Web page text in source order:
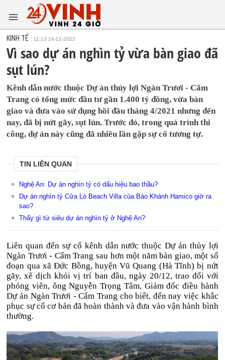
KINH TẾ 11:13 24-12-2022
Vì sao dự án nghìn tỷ vừa bàn giao đã
sụt lún?
Kênh dẫn nước thuộc Dự án thủy lợi Ngàn Trươi - Cẩm
Trang có tổng mức đầu tư gần 1.400 tỷ đồng, vừa bàn
giao và đưa vào sử dụng hồi đầu tháng 4/2021 nhưng đến
nay, đã bị nứt gãy, sụt lún. Trước đó, trong quá trình thi
công, dự án này cũng đã nhiều lần gặp sự cố tương tự.
TIN LIÊN QUAN
Nghệ An: Dự án nghìn tỷ có dấu hiệu bao thầu?
Dự án nghìn tỷ Cửa Lò Beach Villa của Bảo Khánh Hamico giờ ra
sao?
Thấy gì từ siêu dự án nghìn tỷ ở Nghệ An?
Liên quan đến sự cố kênh dẫn nước thuộc Dự án thủy lợi
Ngàn Trươi - Cẩm Trang sau hơn một năm bàn giao, một số
đoạn qua xã Đức Bồng, huyện Vũ Quang (Hà Tĩnh) bị nứt
gãy, xê dịch khỏi vị trí ban đầu, ngày 20/12, trao đổi với
phóng viên, ông Nguyễn Trọng Tâm, Giám đốc điều hành
Dự án Ngàn Trươi - Cẩm Trang cho biết, đến nay việc khắc
phục sự cố cơ bản đã hoàn thành và đưa vào vận hành bình
thường.